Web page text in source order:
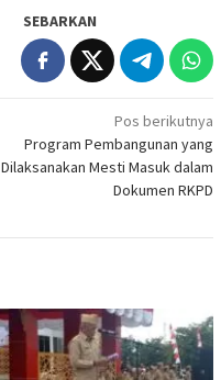
SEBARKAN
Pos berikutnya
Program Pembangunan yang
Dilaksanakan Mesti Masuk dalam
Dokumen RKPD